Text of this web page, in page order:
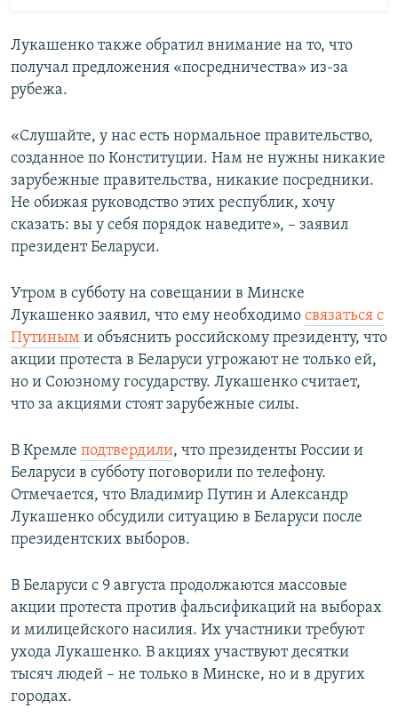
Лукашенко также обратил внимание на то, что
получал предложения «посредничества» из-за
рубежа.
«Слушайте, у нас есть нормальное правительство,
созданное по Конституции. Нам не нужны никакие
зарубежные правительства, никакие посредники.
Не обижая руководство этих республик, хочу
сказать: вы у себя порядок наведите», – заявил
президент Беларуси.
Утром в субботу на совещании в Минске
Лукашенко заявил, что ему необходимо связаться с
Путиным и объяснить российскому президенту, что
акции протеста в Беларуси угрожают не только ей,
но и Союзному государству. Лукашенко считает,
что за акциями стоят зарубежные силы.
В Кремле подтвердили, что президенты России и
Беларуси в субботу поговорили по телефону.
Отмечается, что Владимир Путин и Александр
Лукашенко обсудили ситуацию в Беларуси после
президентских выборов.
В Беларуси с 9 августа продолжаются массовые
акции протеста против фальсификаций на выборах
и милицейского насилия. Их участники требуют
ухода Лукашенко. В акциях участвуют десятки
тысяч людей – не только в Минске, но и в других
городах.